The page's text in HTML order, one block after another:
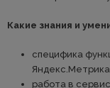
Какие знания и
специфика
работа в